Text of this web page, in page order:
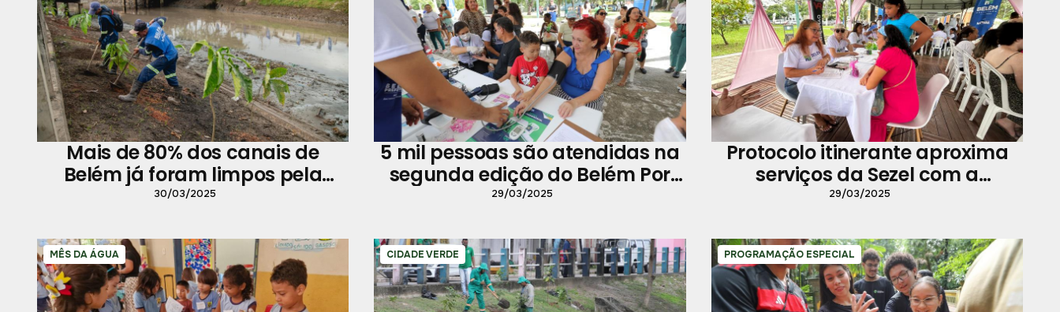
Mais de 80% dos canais de
Belém já foram limpos pela
Prefeitura
30/03/2025
5 mil pessoas são atendidas na
segunda edição do Belém Por
Elas
29/03/2025
Protocolo itinerante aproxima
serviços da Sezel com a
população
29/03/2025
MÊS DA ÁGUA CIDADE VERDE PROGRAMAÇÃO ESPECIAL